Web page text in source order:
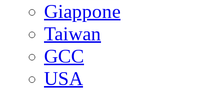
Giappone
Taiwan
GCC
USA